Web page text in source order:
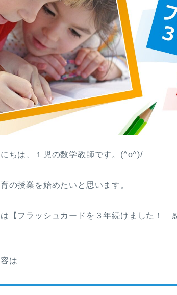
ちは、１児の数学教師です。(^o^)/
の授業を始めたいと思います。
【フラッシュカードを３年続けました！
は